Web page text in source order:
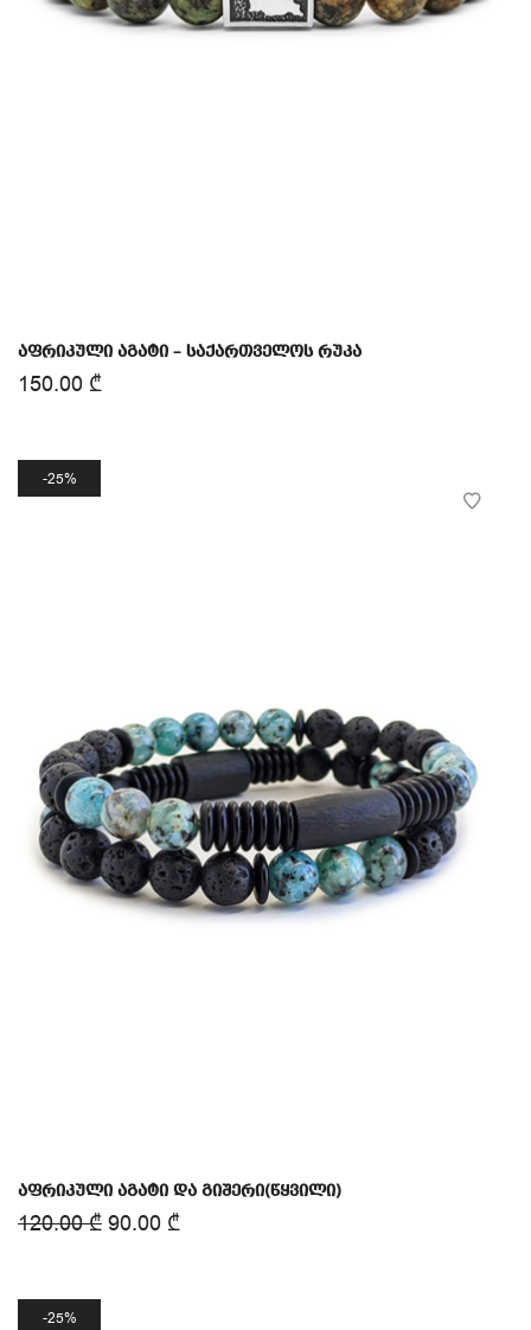
აფრიკული აგატი – საქართველოს რუკა
150.00 ₾
25%
აფრიკული აგატი და გიშერი(წყვილი)
120.00₾ 90.00 ₾
25%